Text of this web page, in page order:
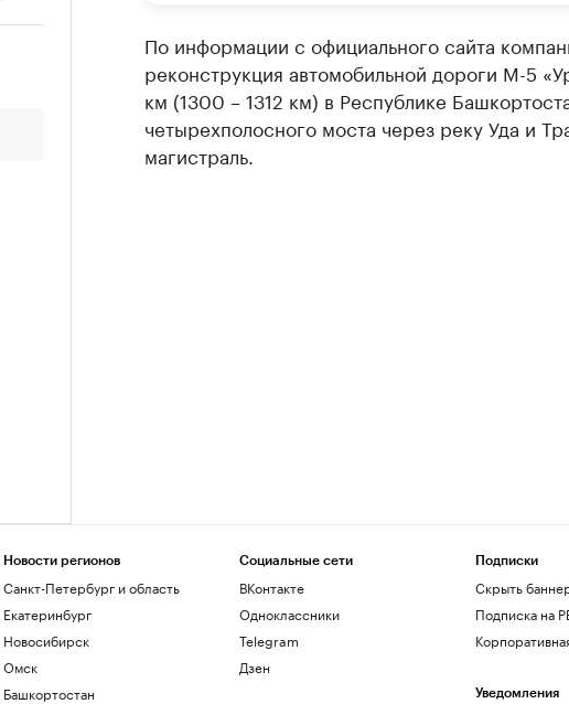
По информации с официального сайта
реконструкция автомобильной дороги М-5
км (1300 – 1312 км) в Республике
четырехполосного моста через реку Уда и
магистраль.
Новости регионов
Санкт-Петербург и область
Екатеринбург
Новосибирск
Омск
Башкортостан
Социальные сети
ВКонтакте
Одноклассники
Telegram
Дзен
Подписки
Скрыть
Подписка на
Уведомления